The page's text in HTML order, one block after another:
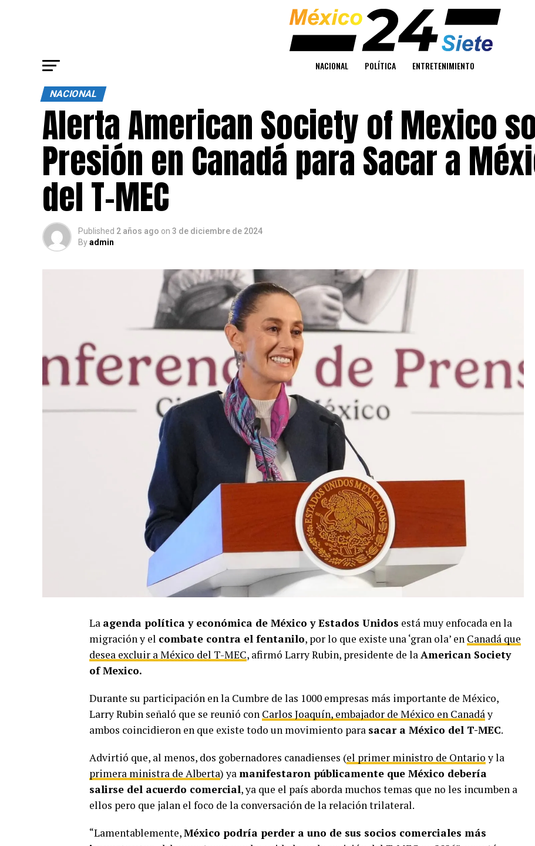
NACIONAL POLÍTICA ENTRETENIMIENTO
NACIONAL
Alerta American Society of Mexico
Presión en Canadá para Sacar a
del T-MEC
Published 2 años ago on 3 de diciembre de 2024
Byadmin
La agenda política y económica de México y Estados Unidos está muy enfocada en la
migración y el combate contra el fentanilo, por lo que existe una ‘gran ola’ en Canadá que
desea excluir a México del T-MEC, afirmó Larry Rubin, presidente de laAmerican Society
of Mexico.
Durante su participación en la Cumbre de las 1000 empresas más importante de México,
Larry Rubin señaló que se reunió con Carlos Joaquín, embajador de México en Canadáy
ambos coincidieron en que existe todo un movimiento para sacar a México del T-MEC.
Advirtió que, al menos, dos gobernadores canadienses (el primer ministro de Ontarioy la
primera ministra de Alberta) yamanifestaron públicamente que México debería
salirse del acuerdo comercial, ya que el país aborda muchos temas que no les incumben a
ellos pero que jalan el foco de la conversación de la relación trilateral.
“Lamentablemente,México podría perder a uno de sus socios comerciales más